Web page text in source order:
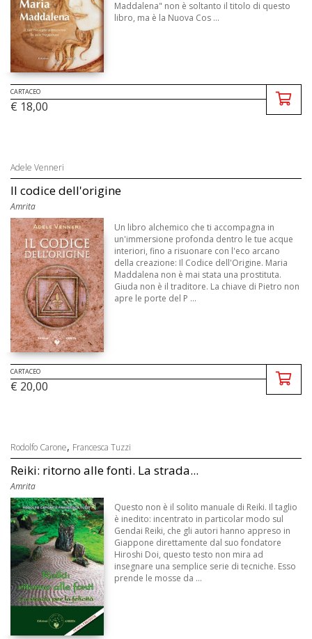
Maddalena" non è soltanto il titolo di questo
libro, ma è la Nuova Cos ...
CARTACEO
€ 18,00
Adele Venneri
Il codice dell'origine
Amrita
Un libro alchemico che ti accompagna in
un'immersione profonda dentro le tue acque
interiori, fino a risuonare con l'eco arcano
della creazione: Il Codice dell'Origine. Maria
Maddalena non è mai stata una prostituta.
Giuda non è il traditore. La chiave di Pietro non
apre le porte del P ...
CARTACEO
€ 20,00
Rodolfo Carone, Francesca Tuzzi
Reiki: ritorno alle fonti. La strada...
Amrita
Questo non è il solito manuale di Reiki. Il taglio
è inedito: incentrato in particolar modo sul
Gendai Reiki, che gli autori hanno appreso in
Giappone direttamente dal suo fondatore
Hiroshi Doi, questo testo non mira ad
insegnare una semplice serie di tecniche. Esso
prende le mosse da ...